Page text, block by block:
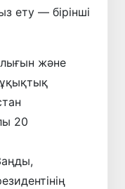
ету — бірінші
және
20